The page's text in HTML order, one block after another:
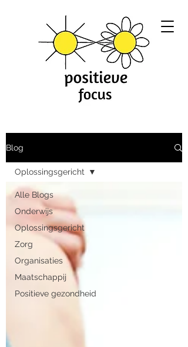
Blog
Alle Blogs
Onderwijs
Oplossingsgericht
Zorg
Organisaties
Maatschappij
Positieve gezondheid
Oplossingsgericht